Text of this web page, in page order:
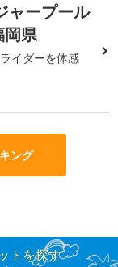
ャープール
岡県
イダーを体感
ング
トを探す